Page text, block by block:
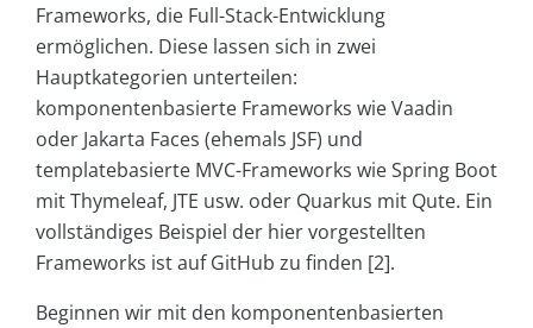
Frameworks, die Full-Stack-Entwicklung
ermöglichen. Diese lassen sich in zwei
Hauptkategorien unterteilen:
komponentenbasierte Frameworks wie Vaadin
oder Jakarta Faces (ehemals JSF) und
templatebasierte MVC-Frameworks wie Spring Boot
mit Thymeleaf, JTE usw. oder Quarkus mit Qute. Ein
vollständiges Beispiel der hier vorgestellten
Frameworks ist auf GitHub zu finden [2].
Beginnen wir mit den komponentenbasierten